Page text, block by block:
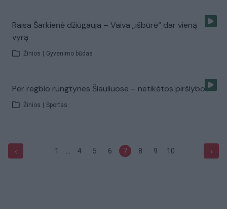
Raisa Šarkienė džiūgauja – Vaiva „išbūrė“ dar vieną
vyrą
Žinios Gyvenimo būdas
Per regbio rungtynes Šiauliuose – netikėtos piršlybos
Žinios Sportas
‹ 1 ... 4 5 6 7 8 9 10 ›